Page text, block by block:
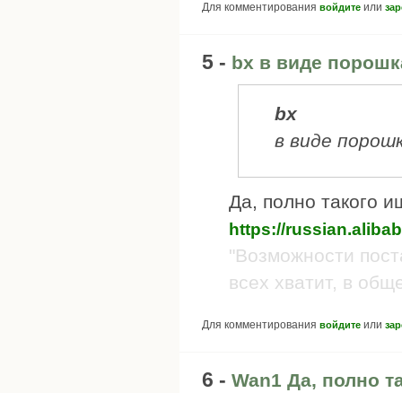
Для комментирования войдите или
5 - bx в виде
bx
в виде
Да, полно такого
https://
"Возможности
всех хватит, в
Для комментирования войдите или
6 - Wan1 Да, полно